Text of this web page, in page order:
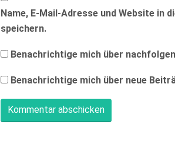
Name, E-Mail-Adresse und Website in
speichern.
Benachrichtige mich über
Benachrichtige mich über neue